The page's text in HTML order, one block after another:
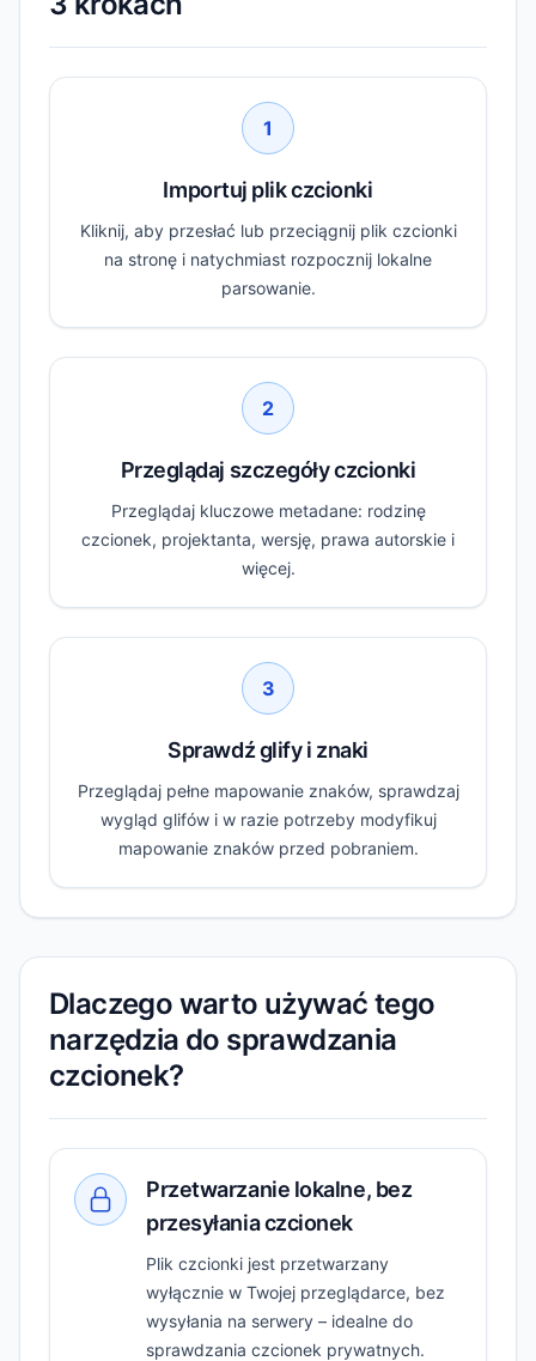
1
Importuj plik czcionki
Kliknij, aby przesłać lub przeciągnij plik czcionki
na stronę i natychmiast rozpocznij lokalne
parsowanie.
2
Przeglądaj szczegóły czcionki
Przeglądaj kluczowe metadane: rodzinę
czcionek, projektanta, wersję, prawa autorskie i
więcej.
3
Sprawdź glify i znaki
Przeglądaj pełne mapowanie znaków, sprawdzaj
wygląd glifów i w razie potrzeby modyfikuj
mapowanie znaków przed pobraniem.
Dlaczego warto używać tego
narzędzia do sprawdzania
czcionek?
Przetwarzanie lokalne, bez
przesyłania czcionek
Plik czcionki jest przetwarzany
wyłącznie w Twojej przeglądarce, bez
wysyłania na serwery – idealne do
sprawdzania czcionek prywatnych.